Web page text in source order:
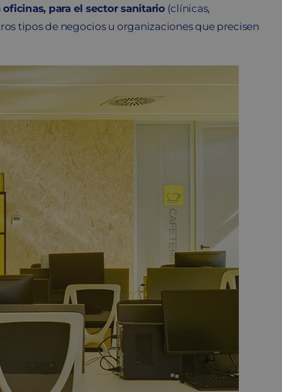
para el sector sanitario(clínicas,
tipos de negocios u organizaciones que precisen